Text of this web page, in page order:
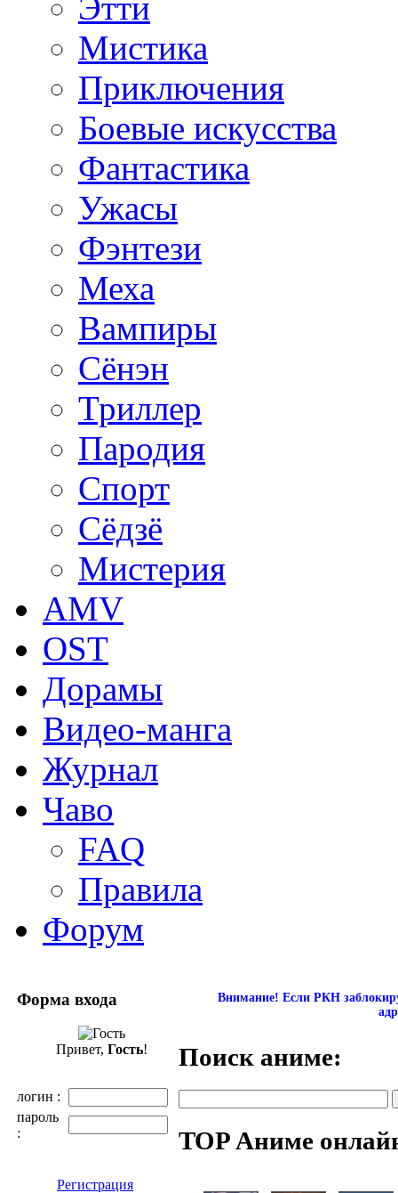
Мистика
Приключения
Боевые искусства
Фантастика
Ужасы
Фэнтези
Меха
Вампиры
Сёнэн
Триллер
Пародия
Спорт
Сёдзё
Мистерия
AMV
OST
Дорамы
Видео-манга
Журнал
Чаво
FAQ
Правила
Форум
Форма входа
Привет, Гость!
логин :
пароль
:
Регистрация
Внимание! Если РКН
Поиск аниме:
TOP Аниме